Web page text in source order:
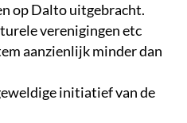
op Dalto uitgebracht.
verenigingen etc
aanzienlijk minder dan
initiatief van de